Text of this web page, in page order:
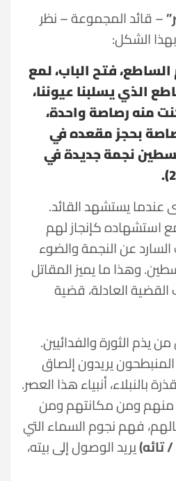
– قائد المجموعة – نظر
الشكل:
فتح الباب، لمع
الذي يسلبنا عيوننا،
منه رصاصة واحدة،
بحجز مقعده في
نجمة جديدة في
عندما يستشهد القائد.
استشهاده كإنجاز لهم
عن النجمة والضوء
وهذا ما يميز المقاتل
العادلة، قضية
يذم الثورة والفدائيين.
يريدون إلصاق
بالنبلاء، أنبياء هذا العصر.
منهم ومن مكانتهم ومن
فهم نجوم السماء التي
تائه)يريد الوصول إلى بيته،